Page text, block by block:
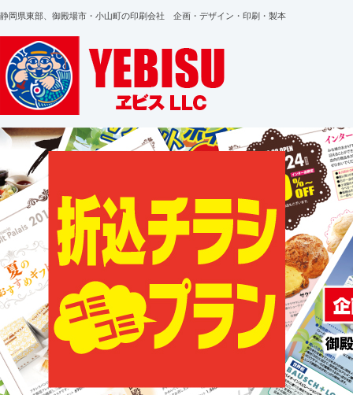
静岡県東部、御殿場市・小山町の印刷会社 企画・デザイン・印刷・製本